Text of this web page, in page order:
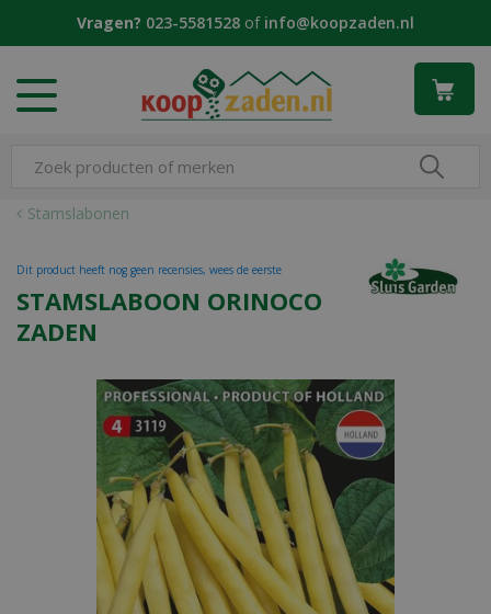
Stamslabonen
Vragen? 023-5581528 of info@koopzaden.nl
STAMSLABOON ORINOCO
ZADEN
Dit product heeft nog geen recensies, wees de eerste